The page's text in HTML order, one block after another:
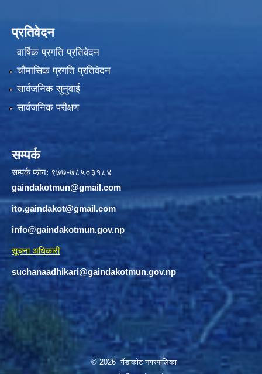
प्रतिवेदन
वार्षिक प्रगति प्रतिवेदन
चौमासिक प्रगति प्रतिवेदन
सार्वजनिक सुनुवाई
सार्वजनिक परीक्षण
सम्पर्क
सम्पर्क फोन: ९७७-७८५०३१८४
gaindakotmun@gmail.com
ito.gaindakot@gmail.com
info@gaindakotmun.gov.np
सूचना अधिकारी
suchanaadhikari@gaindakotmun.gov.np
© 2026 गैंडाकोट नगरपालिका